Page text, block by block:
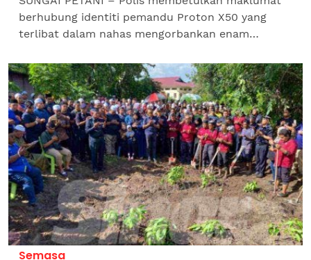
berhubung identiti pemandu Proton X50 yang
terlibat dalam nahas mengorbankan enam
sini pada Ahad.Ketua...
Semasa